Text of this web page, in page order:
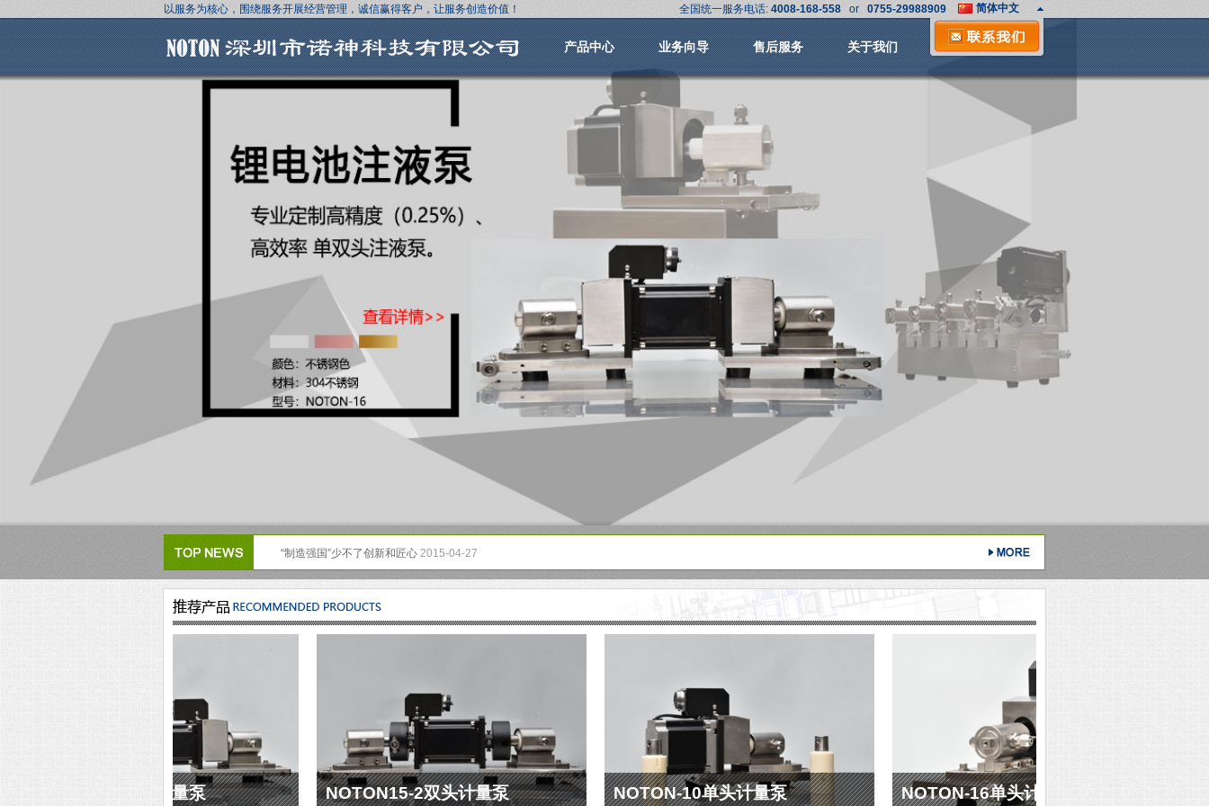
以服务为核心，围绕服务开展经营管理，诚信赢得客户，让服务创造价值！ 全国统一服务电话: 4008-168-558 or 0755-29988909
简体中文
English
日文
产品中心 业务向导 售后服务 关于我们
“制造强国”少不了创新和匠心 2015-04-27
NOTON25双头计量泵 NOTON15-2双头计量泵 NOTON-10单头计量泵 NOTON-16单头计量泵